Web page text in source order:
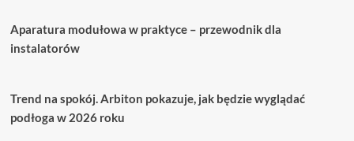
Aparatura modułowa w praktyce – przewodnik dla
instalatorów
Trend na spokój. Arbiton pokazuje, jak będzie wyglądać
podłoga w 2026 roku